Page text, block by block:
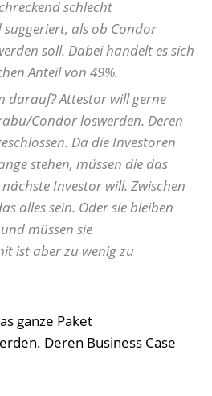
schlecht
suggeriert, als ob Condor
soll. Dabei handelt es sich
Anteil von 49%.
darauf? Attestor will gerne
Condor loswerden. Deren
Da die Investoren
stehen, müssen die das
Investor will. Zwischen
alles sein. Oder sie bleiben
müssen sie
ist aber zu wenig zu
ganze Paket
Deren Business Case